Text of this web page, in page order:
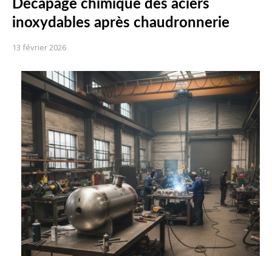
Décapage chimique des aciers
inoxydables après chaudronnerie
13 février 2026